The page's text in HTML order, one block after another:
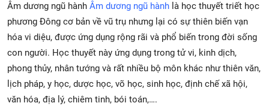
Âm dương ngũ hành Âm dương ngũ hành là học thuyết triết học
phương Đông cơ bản về vũ trụ nhưng lại có sự thiên biến vạn
hóa vi diệu, được ứng dụng rộng rãi và phổ biến trong đời sống
con người. Học thuyết này ứng dụng trong tử vi, kinh dịch,
phong thủy, nhân tướng và rất nhiều bộ môn khác như thiên văn,
lịch pháp, y học, dược học, võ học, sinh học, định chế xã hội,
văn hóa, địa lý, chiêm tinh, bói toán,….